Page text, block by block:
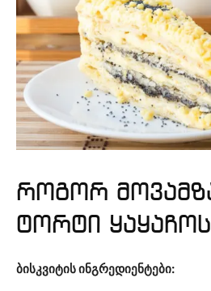
როგორ
ტორტი
ბისკვიტის ინგრედიენტები: